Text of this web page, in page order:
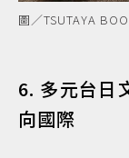
圖／TSUTAYA
6. 多元台日
向國際